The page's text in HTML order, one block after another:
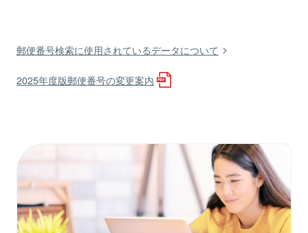
郵便番号検索に使用されているデータについて
2025年度版郵便番号の変更案内